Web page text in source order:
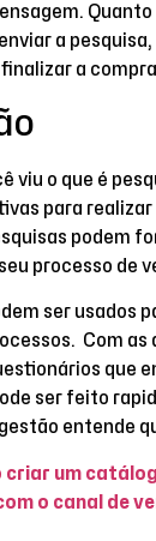
a
a
viu o que é
para realizar
podem
processo de
ser usados
Com as
que
ser feito
entende
criar um
o canal de